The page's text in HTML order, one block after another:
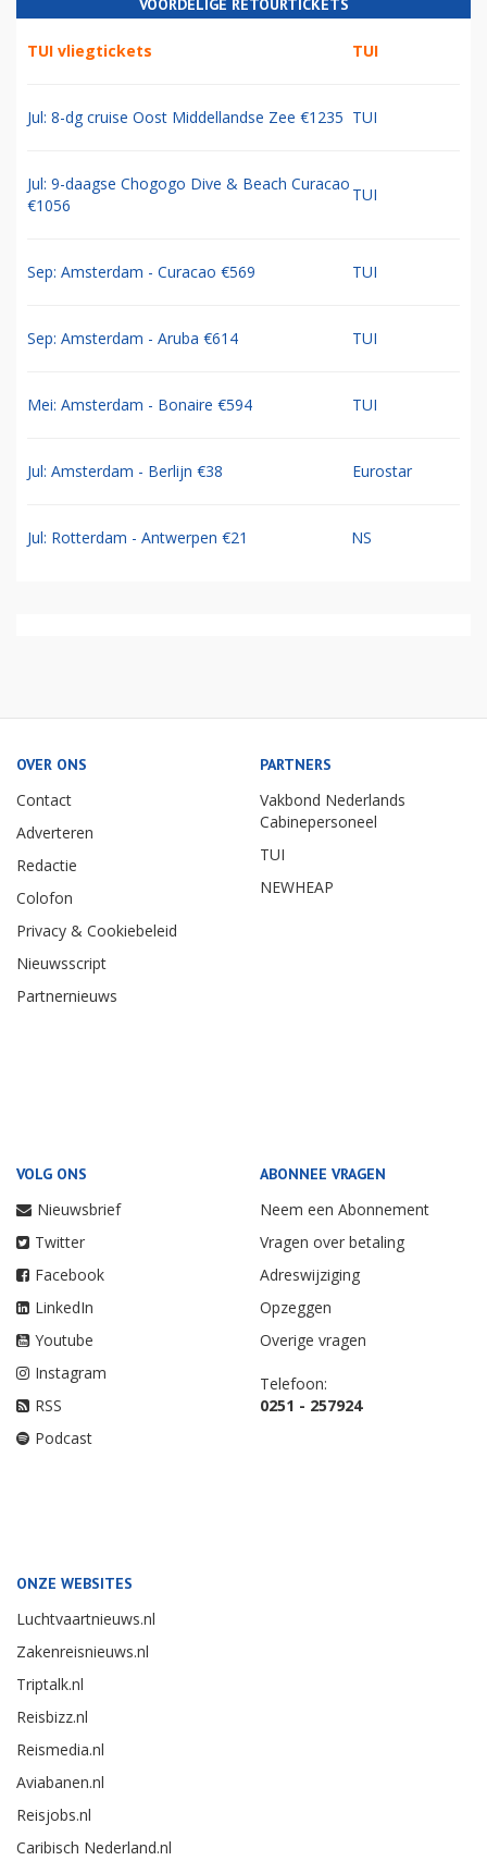
VOORDELIGE RETOURTICKETS
TUI vliegtickets TUI
Jul: 8-dg cruise Oost Middellandse Zee €1235 TUI
Jul: 9-daagse Chogogo Dive & Beach Curacao
€1056
TUI
Sep: Amsterdam - Curacao €569 TUI
Sep: Amsterdam - Aruba €614 TUI
Mei: Amsterdam - Bonaire €594 TUI
Jul: Amsterdam - Berlijn €38 Eurostar
Jul: Rotterdam - Antwerpen €21 NS
OVER ONS
Contact
Adverteren
Redactie
Colofon
Privacy & Cookiebeleid
Nieuwsscript
Partnernieuws
PARTNERS
Vakbond Nederlands
Cabinepersoneel
TUI
NEWHEAP
VOLG ONS
Nieuwsbrief
Twitter
Facebook
LinkedIn
Youtube
Instagram
RSS
Podcast
ABONNEE VRAGEN
Neem een Abonnement
Vragen over betaling
Adreswijziging
Opzeggen
Overige vragen
Telefoon:
0251 - 257924
ONZE WEBSITES
Luchtvaartnieuws.nl
Zakenreisnieuws.nl
Triptalk.nl
Reisbizz.nl
Reismedia.nl
Aviabanen.nl
Reisjobs.nl
Caribisch Nederland.nl